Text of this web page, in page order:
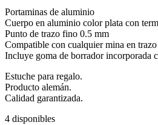
Portaminas de aluminio
Cuerpo en aluminio color plata con
Punto de trazo fino 0.5 mm
Compatible con cualquier mina en
Incluye goma de borrador incorporada
Estuche para regalo.
Producto alemán.
Calidad garantizada.
4 disponibles